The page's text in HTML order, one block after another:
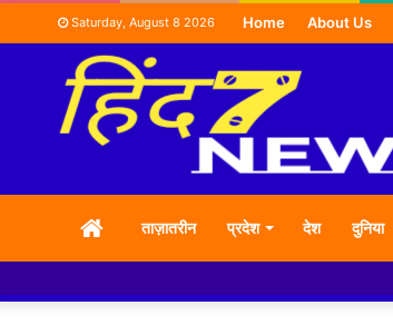
Saturday, August 8 2026 Home About Us
HOMEताज़ातरीन प्रदेश देश दुनिया